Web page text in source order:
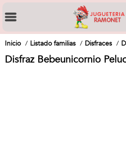
Inicio Listado familias Disfraces
Disfraz Bebeunicornio